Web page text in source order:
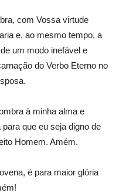
com Vossa virtude
e, ao mesmo tempo, a
um modo inefável e
do Verbo Eterno no
à minha alma e
que eu seja digno de
Homem. Amém.
é para maior glória